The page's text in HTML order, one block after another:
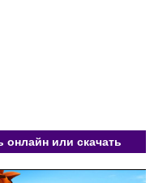
онлайн или скачать